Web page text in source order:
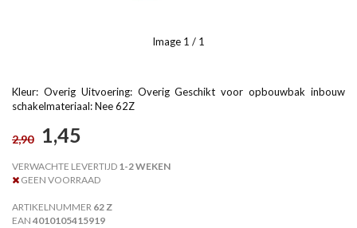
Image 1 / 1
Kleur: Overig Uitvoering: Overig Geschikt voor opbouwbak inbouw
schakelmateriaal: Nee 62Z
2,90 1,45
VERWACHTE LEVERTIJD 1-2 WEKEN
GEEN VOORRAAD
ARTIKELNUMMER 62 Z
EAN 4010105415919